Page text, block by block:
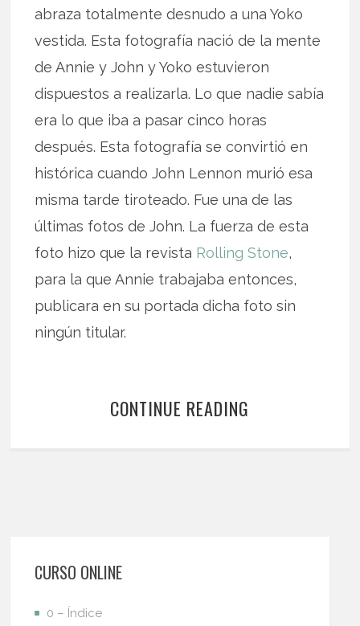
abraza totalmente desnudo a una Yoko
vestida. Esta fotografía nació de la mente
de Annie y John y Yoko estuvieron
dispuestos a realizarla. Lo que nadie sabía
era lo que iba a pasar cinco horas
después. Esta fotografía se convirtió en
histórica cuando John Lennon murió esa
misma tarde tiroteado. Fue una de las
últimas fotos de John. La fuerza de esta
foto hizo que la revista Rolling Stone,
para la que Annie trabajaba entonces,
publicara en su portada dicha foto sin
ningún titular.
CONTINUE READING
CURSO ONLINE
0 – Índice